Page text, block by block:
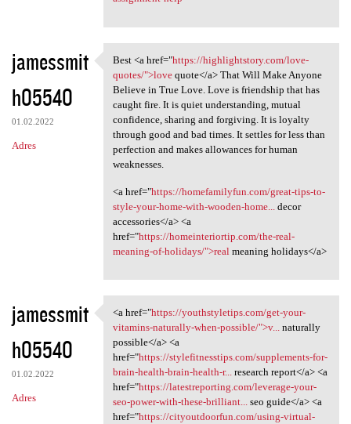
jamessmit
h05540
01.02.2022
Adres
Best <a href="https:/
Best <a href="https://highlightstory.com/love-
quotes/">lovequote</a> That Will Make Anyone
Believe in True Love. Love is friendship that has
caught fire. It is quiet understanding, mutual
confidence, sharing and forgiving. It is loyalty
through good and bad times. It settles for less than
perfection and makes allowances for human
weaknesses.
<a href="https://homefamilyfun.com/great-tips-to-
style-your-home-with-wooden-home...
decor
accessories</a> <a
href="https://homeinteriortip.com/the-real-
meaning-of-holidays/">real meaning holidays</a>
jamessmit
h05540
01.02.2022
Adres
<a href="https:/
<a href="https://youthstyletips.com/get-your-
vitamins-naturally-when-possible/">v...naturally
possible</a> <a
href="https://stylefitnesstips.com/supplements-for-
brain-health-brain-health-r...research report</a> <a
href="https://latestreporting.com/leverage-your-
seo-power-with-these-brilliant...seo guide</a> <a
href="https://cityoutdoorfun.com/using-virtual-